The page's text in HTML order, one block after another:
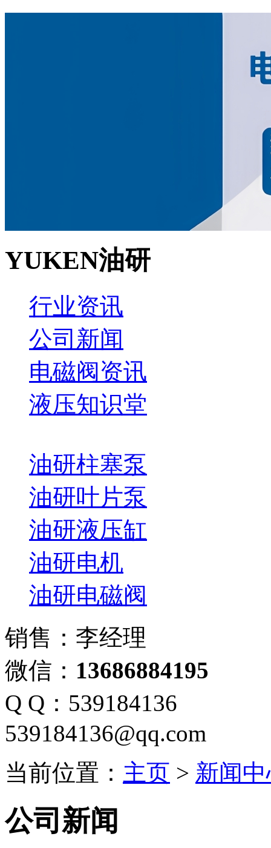
YUKEN油研
行业资讯
公司新闻
电磁阀资讯
液压知识堂
油研柱塞泵
油研叶片泵
油研液压缸
油研电机
油研电磁阀
销售：李经理
微信： 13686884195
Q Q：539184136
539184136@qq.com
当前位置： 主页 > 新闻
公司新闻